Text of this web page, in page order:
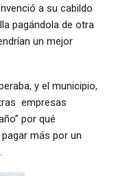
a su cabildo
pagándola de otra
un mejor
y el municipio,
empresas
por qué
más por un